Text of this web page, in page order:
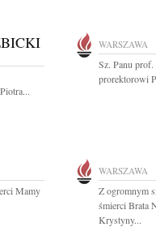
WARSZAWA
Sz. Panu
prorektorowi
Mamy
WARSZAWA
Z ogromnym
śmierci Brata
Krystyny...